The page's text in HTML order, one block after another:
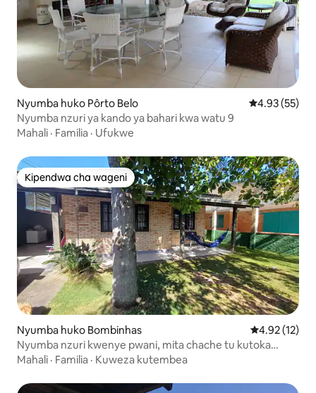
Nyumba huko Pôrto Belo Ukadiriaji wa
4.93 (55)
Nyumba nzuri ya kando ya bahari kwa watu 9
Mahali · Familia · Ufukwe
Kipendwa cha wageni
Kipendwa cha wageni
Nyumba huko Bombinhas Ukadiriaji wa
4.92 (12)
Nyumba nzuri kwenye pwani, mita chache tu kutoka
baharini. Mita 200
Mahali · Familia · Kuweza kutembea